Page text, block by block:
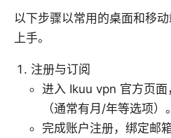
以下步骤以常用的桌面和移
上手。
注册与订阅
进入 Ikuu vpn 官方页面
（通常有月/年等选项）。
完成账户注册，绑定邮